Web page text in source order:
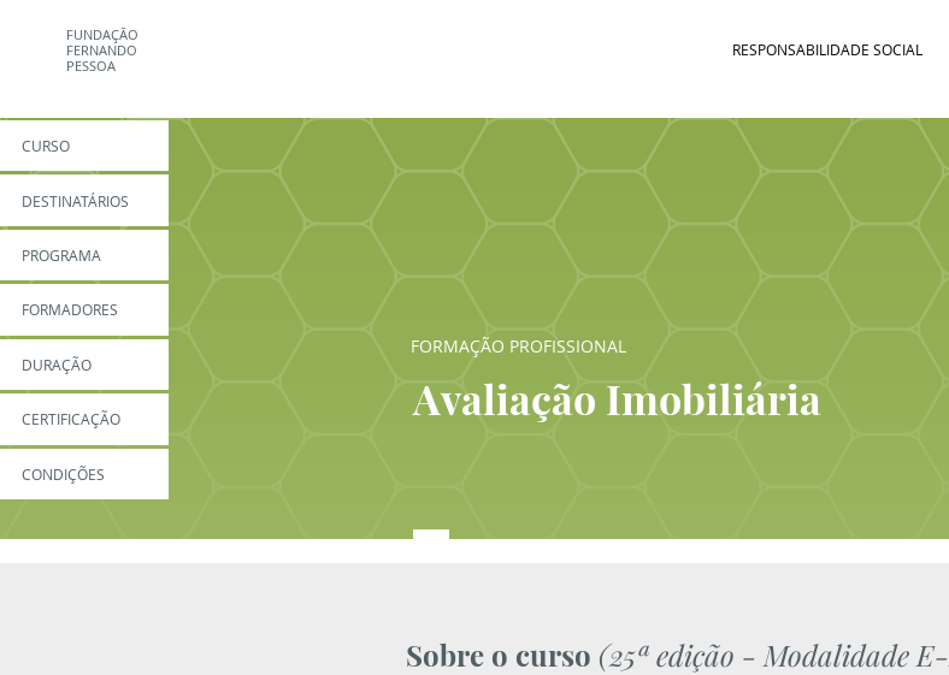
FUNDAÇÃO
FERNANDO
PESSOA
RESPONSABILIDADE SOCIAL
CURSO
DESTINATÁRIOS
PROGRAMA
FORMADORES
DURAÇÃO
CERTIFICAÇÃO
CONDIÇÕES
FORMAÇÃO PROFISSIONAL
Avaliação Imobiliária
Sobre o curso (25ª edição - Modalidade